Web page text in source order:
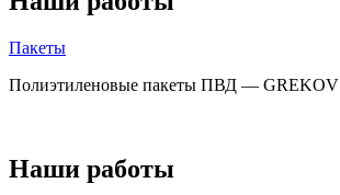
Пакеты
Полиэтиленовые пакеты ПВД — GREKOV
Наши работы